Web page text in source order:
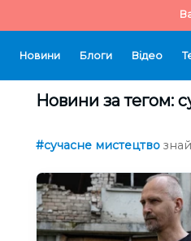
Новини Блоги Відео
Новини за тегом:
#сучасне мистецтво